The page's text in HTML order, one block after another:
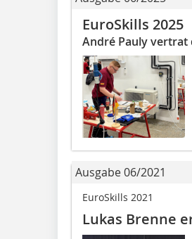
EuroSkills 2025
André Pauly vertrat
Ausgabe 06/2021
EuroSkills 2021
Lukas Brenne